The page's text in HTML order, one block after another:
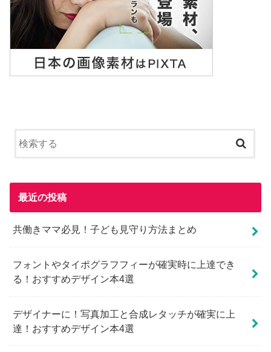
最近の投稿
共働きママ必見！子ども見守り方法まとめ
フォントやタイポグラフフィーが確実時に上達でき
る！おすすめデザイン本4選
デザイナーに！写真加工と合成レタッチが確実に上
達！おすすめデザイン本4選